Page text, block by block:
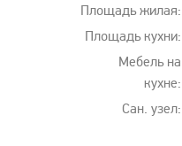
Площадь жилая:
Площадь кухни:
Мебель на
кухне:
Сан. узел: